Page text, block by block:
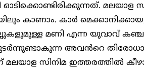
മലയാള
കാണാം. കാർ
മണി എന്ന യുവാവ്
തുടർന്നുണ്ടാകുന്ന അവൻറെ
മലയാള സിനിമ ഇത്തരത്തിൽ